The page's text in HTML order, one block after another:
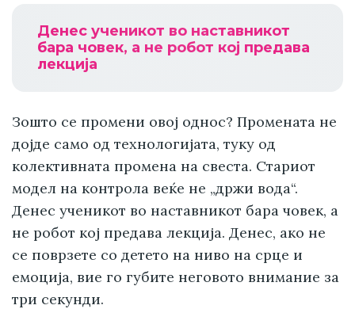
Денес ученикот во наставникот
бара човек, а не робот кој предава
лекција
Зошто се промени овој однос? Промената не
дојде само од технологијата, туку од
колективната промена на свеста. Стариот
модел на контрола веќе не „држи вода“.
Денес ученикот во наставникот бара човек, а
не робот кој предава лекција. Денес, ако не
се поврзете со детето на ниво на срце и
емоција, вие го губите неговото внимание за
три секунди.